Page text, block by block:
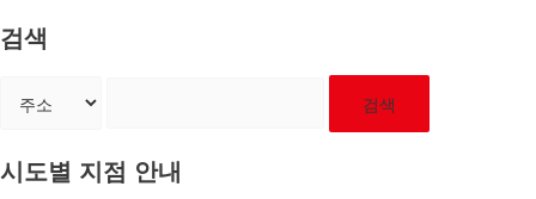
검색
검색
시도별 지점 안내